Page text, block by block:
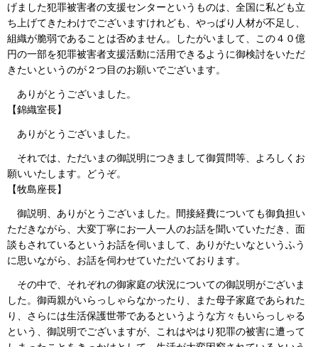
げました犯罪被害者の支援センターというものは、全国に私ども立
ち上げてきたわけでございますけれども、やっぱり人材が不足し、
組織が脆弱であることは否めません。したがいまして、この４０億
円の一部を犯罪被害者支援活動に活用できるように御検討をいただ
きたいというのが２つ目のお願いでございます。
ありがとうございました。
【錦織室長】
ありがとうございました。
それでは、ただいまの御説明につきまして御質問等、よろしくお
願いいたします。どうぞ。
【牧島座長】
御説明、ありがとうございました。間接経費についても御負担い
ただきながら、大変丁寧にお一人一人のお話を聞いていただき、面
談もされているというお話を伺いまして、ありがたいなというふう
に思いながら、お話を伺わせていただいております。
その中で、それぞれの御家庭の状況についての御説明がございま
した。御両親がいらっしゃらなかったり、また母子家庭であられた
り、さらには生活保護世帯であるというような方々もいらっしゃる
という、御説明でございますが、これはやはり犯罪の被害に遭って